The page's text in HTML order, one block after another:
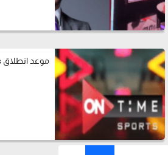
موعد انطلاق On Time Sports